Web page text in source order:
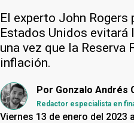
El experto John
Estados Unidos evitará
una vez que la Reserva
inflación.
Por Gonzalo Andrés
Redactor especialista en
Viernes 13 de enero del 2023